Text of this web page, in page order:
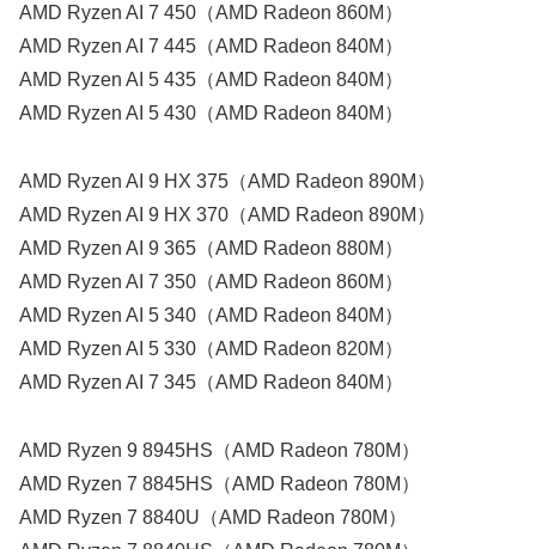
AMD Ryzen AI 7 450（AMD Radeon 860M）
AMD Ryzen AI 7 445（AMD Radeon 840M）
AMD Ryzen AI 5 435（AMD Radeon 840M）
AMD Ryzen AI 5 430（AMD Radeon 840M）
AMD Ryzen AI 9 HX 375（AMD Radeon 890M）
AMD Ryzen AI 9 HX 370（AMD Radeon 890M）
AMD Ryzen AI 9 365（AMD Radeon 880M）
AMD Ryzen AI 7 350（AMD Radeon 860M）
AMD Ryzen AI 5 340（AMD Radeon 840M）
AMD Ryzen AI 5 330（AMD Radeon 820M）
AMD Ryzen AI 7 345（AMD Radeon 840M）
AMD Ryzen 9 8945HS（AMD Radeon 780M）
AMD Ryzen 7 8845HS（AMD Radeon 780M）
AMD Ryzen 7 8840U（AMD Radeon 780M）